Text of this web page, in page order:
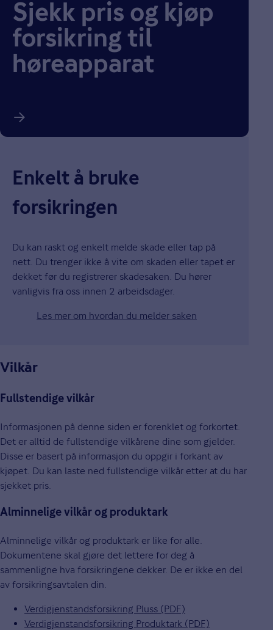
Sjekk pris og kjøp
forsikring til
høreapparat
Enkelt å bruke
forsikringen
Du kan raskt og enkelt melde skade eller tap på
nett. Du trenger ikke å vite om skaden eller tapet er
dekket før du registrerer skadesaken. Du hører
vanligvis fra oss innen 2 arbeidsdager.
Les mer om hvordan du melder saken
Vilkår
Fullstendige vilkår
Informasjonen på denne siden er forenklet og forkortet.
Det er alltid de fullstendige vilkårene dine som gjelder.
Disse er basert på informasjon du oppgir i forkant av
kjøpet. Du kan laste ned fullstendige vilkår etter at du har
sjekket pris.
Alminnelige vilkår og produktark
Alminnelige vilkår og produktark er like for alle.
Dokumentene skal gjøre det lettere for deg å
sammenligne hva forsikringene dekker. De er ikke en del
av forsikringsavtalen din.
Verdigjenstandsforsikring Pluss (PDF)
Verdigjenstandsforsikring Produktark (PDF)